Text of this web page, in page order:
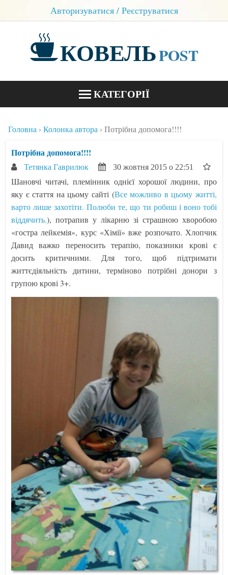
Авторизуватися / Реєструватися
КОВЕЛЬPOST
КАТЕГОРІЇ
КОНТАКТИ
Головна Колонка автора Потрібна допомога!!!!
Потрібна допомога!!!!
Тетянка Гаврилюк 30 жовтня 2015 о 22:51
Шановчі читачі, племінник однієї хорошої людини, про
яку є стаття на цьому сайті (Все можливо в цьому житті,
варто лише захотіти. Полюби те, що ти робиш і воно тобі
віддячить.), потрапив у лікарню зі страшною хворобою
«гостра лейкемія», курс «Хімії» вже розпочато. Хлопчик
Давид важко переносить терапію, показники крові є
досить критичними. Для того, щоб підтримати
життєдіяльність дитини, терміново потрібні донори з
групою крові 3+.